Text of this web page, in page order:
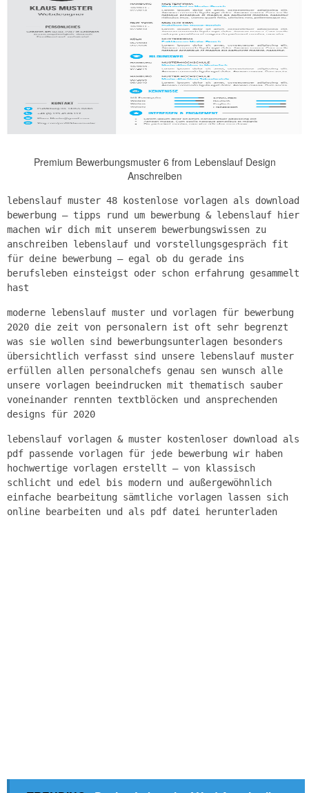
Premium Bewerbungsmuster 6 from Lebenslauf Design
Anschreiben
lebenslauf muster 48 kostenlose vorlagen als download
bewerbung – tipps rund um bewerbung & lebenslauf hier
machen wir dich mit unserem bewerbungswissen zu
anschreiben lebenslauf und vorstellungsgespräch fit
für deine bewerbung – egal ob du gerade ins
berufsleben einsteigst oder schon erfahrung gesammelt
hast
moderne lebenslauf muster und vorlagen für bewerbung
2020 die zeit von personalern ist oft sehr begrenzt
was sie wollen sind bewerbungsunterlagen besonders
übersichtlich verfasst sind unsere lebenslauf muster
erfüllen allen personalchefs genau sen wunsch alle
unsere vorlagen beeindrucken mit thematisch sauber
voneinander rennten textblöcken und ansprechenden
designs für 2020
lebenslauf vorlagen & muster kostenloser download als
pdf passende vorlagen für jede bewerbung wir haben
hochwertige vorlagen erstellt – von klassisch
schlicht und edel bis modern und außergewöhnlich
einfache bearbeitung sämtliche vorlagen lassen sich
online bearbeiten und als pdf datei herunterladen